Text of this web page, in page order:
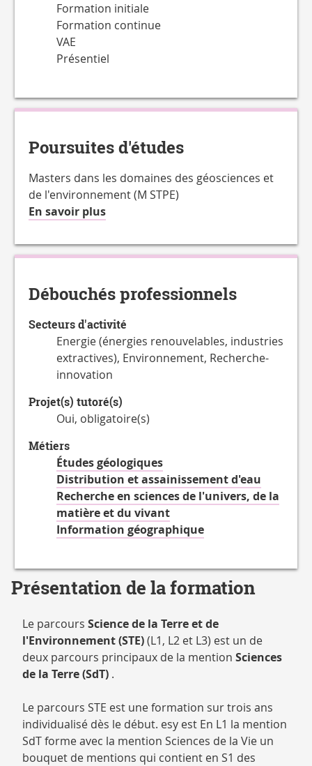
Formation initiale
Formation continue
VAE
Présentiel
Poursuites d'études
Masters dans les domaines des géosciences et
de l'environnement (M STPE)
En savoir plusà
de
la
de
hebdomadaire
Débouchés professionnels
Secteurs d'activité
Energie (énergies renouvelables, industries
extractives), Environnement, Recherche-
innovation
Projet(s) tutoré(s)
Oui, obligatoire(s)
Métiers
Études géologiques
Distribution et assainissement d'eau
Recherche en sciences de l'univers, de la
matière et du vivant
Information géographique
Présentation de la formation
Le parcours Science de la Terre et de
l'Environnement (STE)(L1, L2 et L3) est un de
deux parcours principaux de la mention Sciences
de la Terre (SdT) .
Le parcours STE est une formation sur trois ans
individualisé dès le début. esy est En L1 la mention
SdT forme avec la mention Sciences de la Vie un
bouquet de mentions qui contient en S1 des